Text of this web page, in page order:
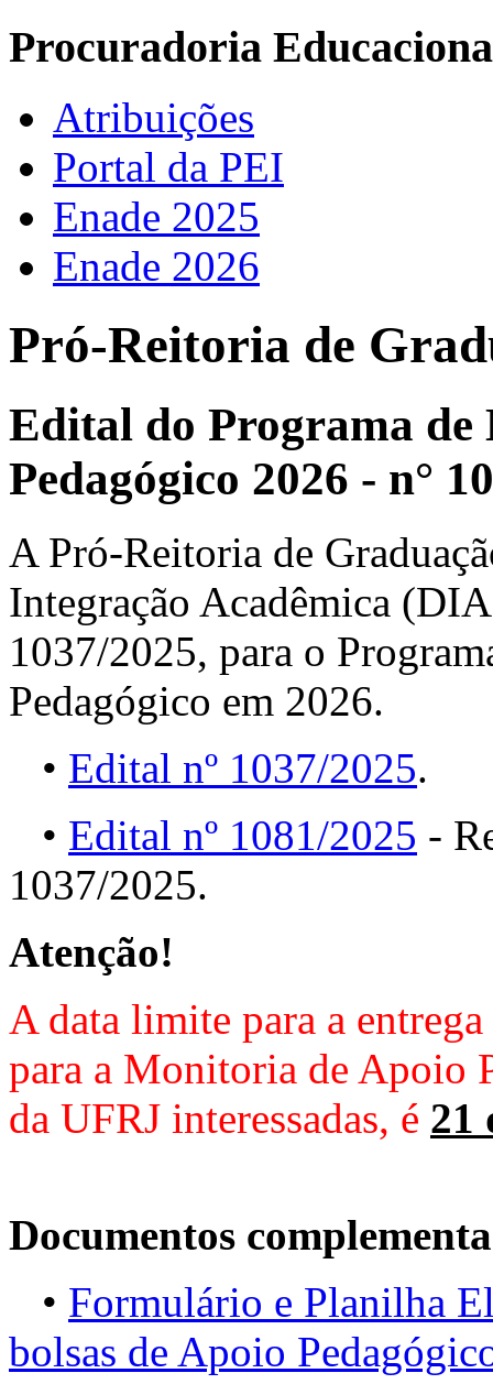
Procuradoria
Atribuições
Portal da PEI
Enade 2025
Enade 2026
Pró-Reitoria de
Edital do Programa
Pedagógico 2026 - n°
A Pró-Reitoria de
Integração Acadêmica
1037/2025, para o
Pedagógico em 2026.
• Edital nº 1037/2025.
• Edital nº 1081/2025 -
1037/2025.
Atenção!
A data limite para a
para a Monitoria de Apoio
da UFRJ interessadas, é 21
Documentos
• Formulário e Planilha
bolsas de Apoio